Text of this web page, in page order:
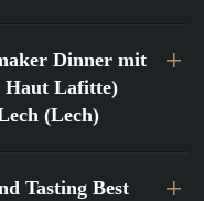
Dinner mit
Haut Lafitte)
(Lech)
Tasting Best